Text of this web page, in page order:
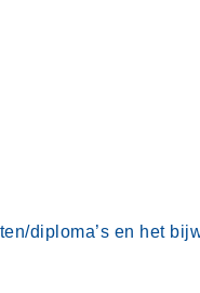
diploma’s en het